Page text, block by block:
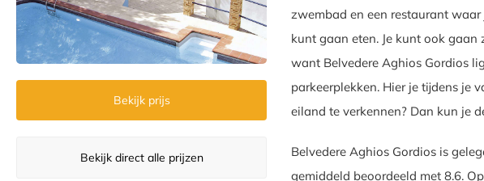
Bekijk prijs
Bekijk direct alle prijzen
zwembad en een restaurant
kunt gaan eten. Je kunt ook
want Belvedere Aghios Gordios
parkeerplekken. Hier je tijdens je
eiland te verkennen? Dan kun je
Belvedere Aghios Gordios is
gemiddeld beoordeeld met 8.6.